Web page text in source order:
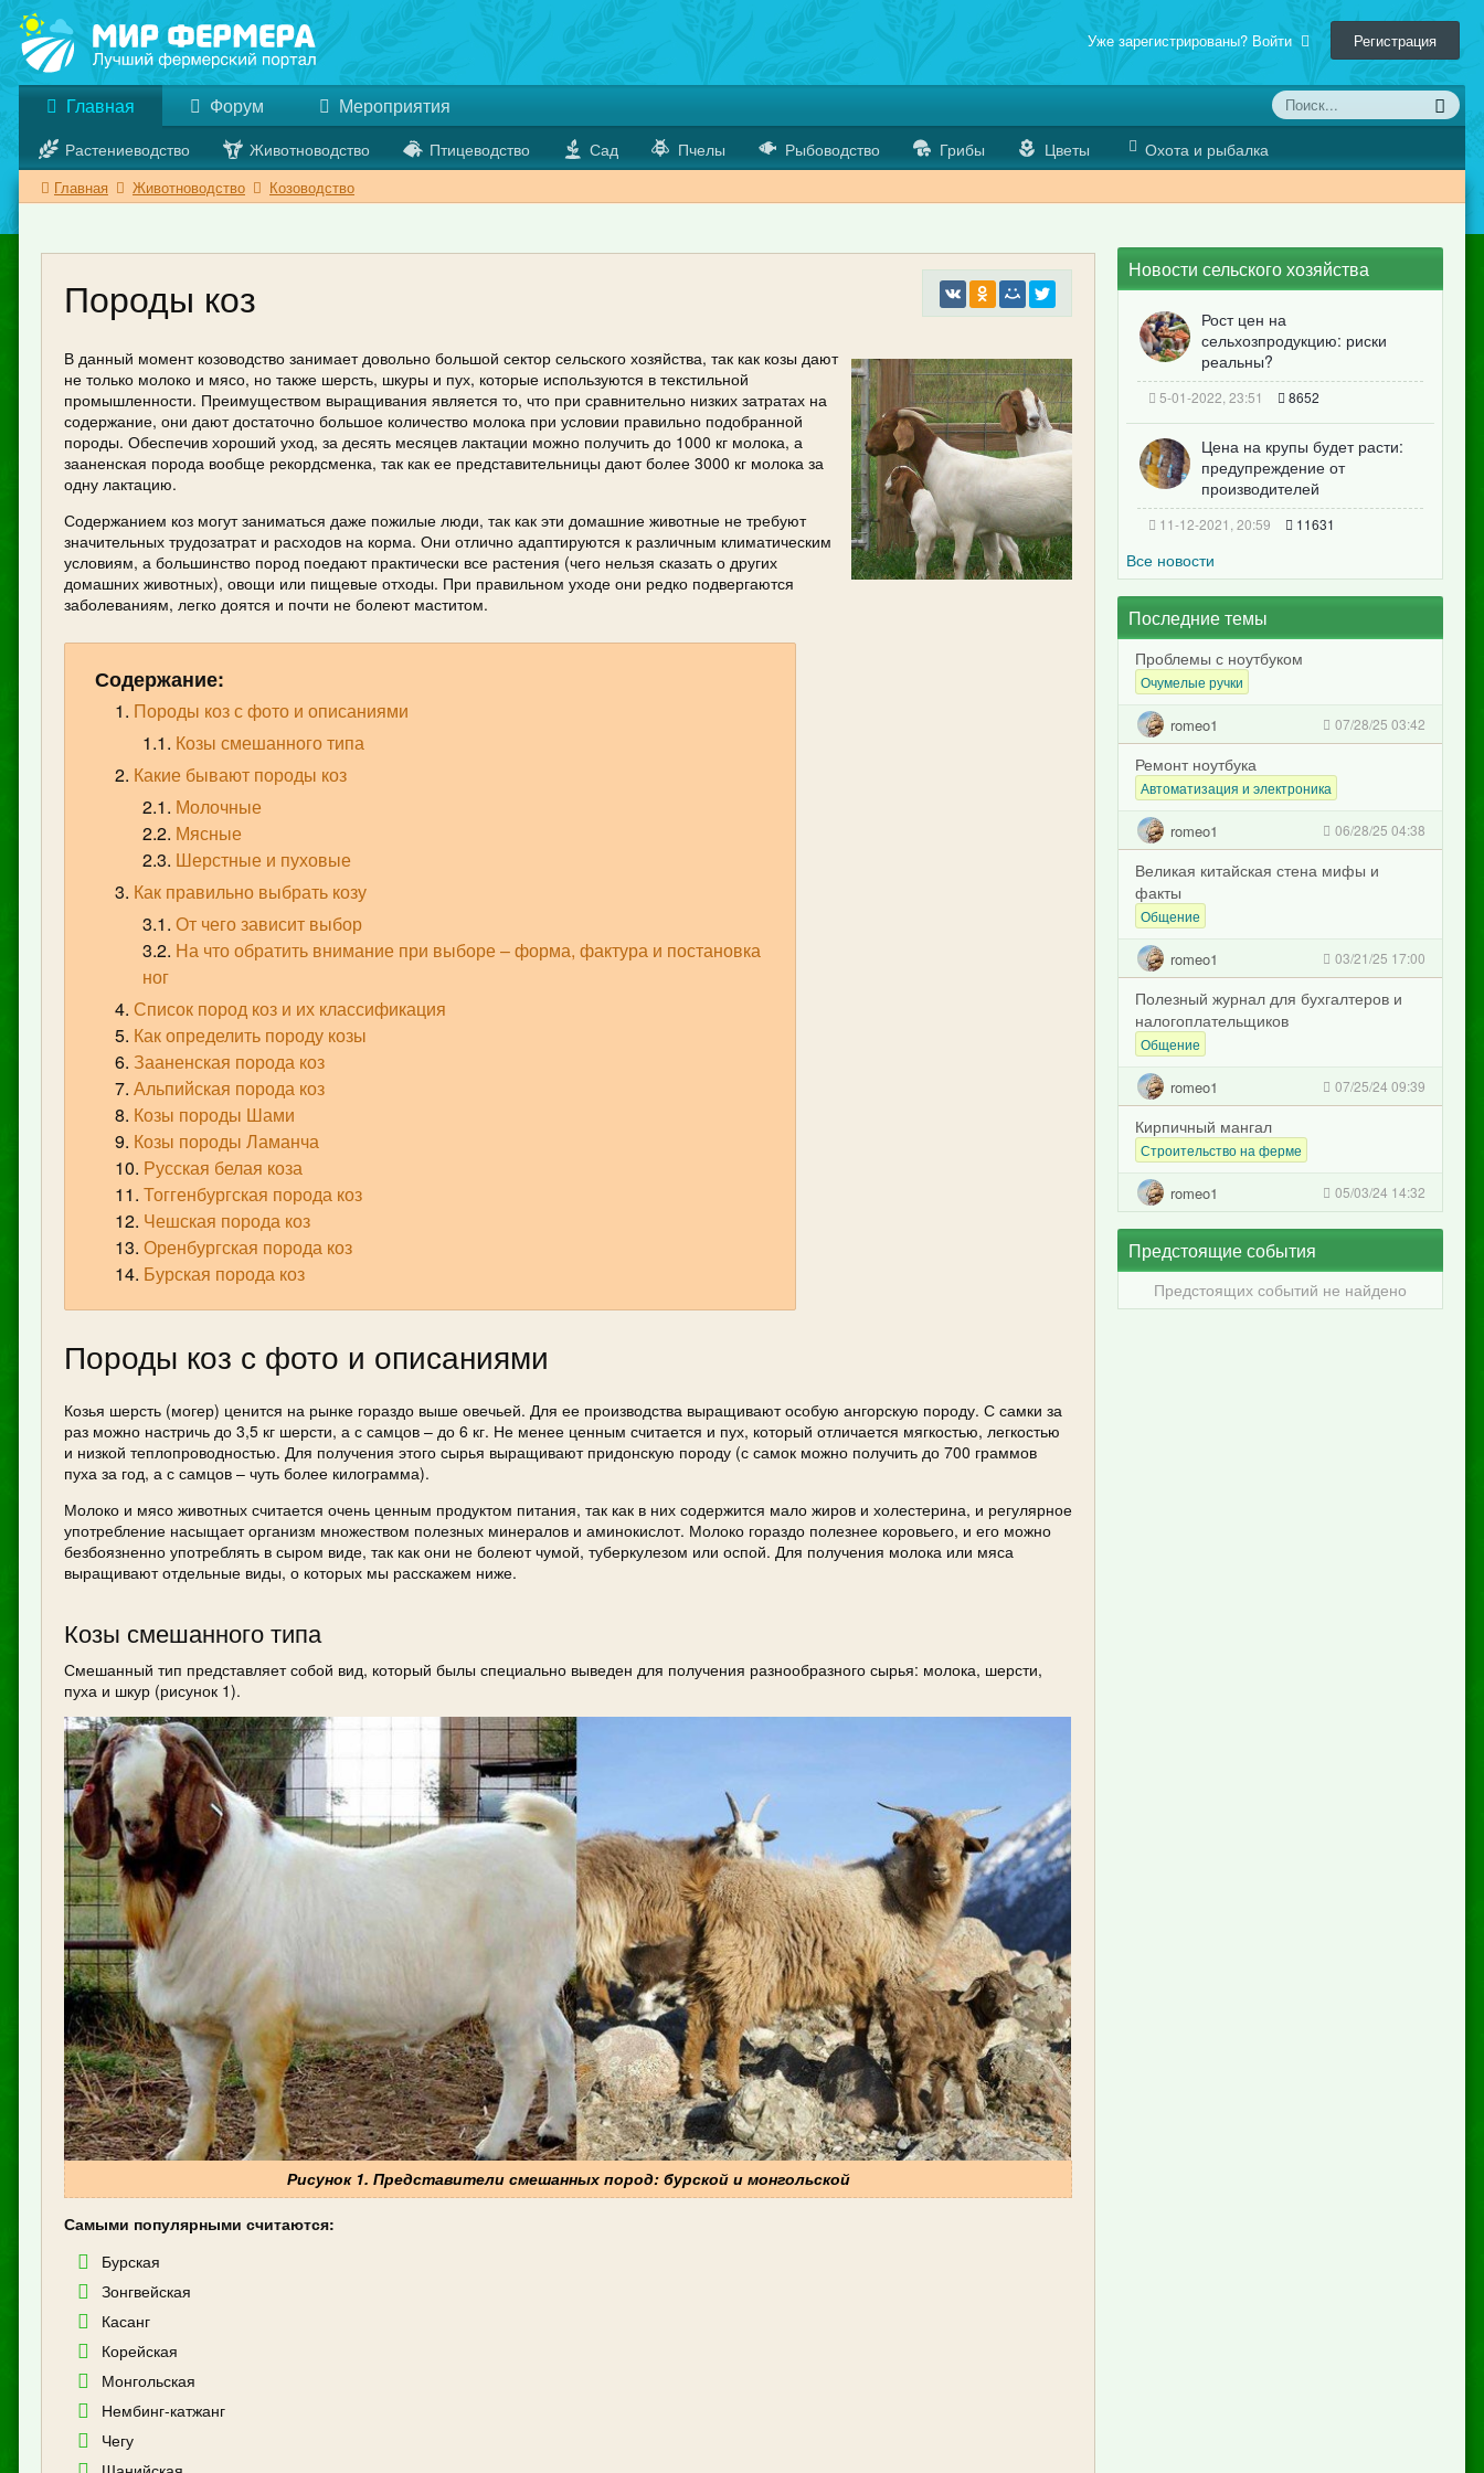
Уже зарегистрированы? Войти Регистрация
Главная
Растениеводство Животноводство Птицеводство Сад Пчелы Рыбоводство Грибы Цветы Охота и рыбалка
Форум Мероприятия
Главная Животноводство Козоводство
Породы коз
В данный момент козоводство занимает довольно большой сектор сельского хозяйства, так как козы дают
не только молоко и мясо, но также шерсть, шкуры и пух, которые используются в текстильной
промышленности. Преимуществом выращивания является то, что при сравнительно низких затратах на
содержание, они дают достаточно большое количество молока при условии правильно подобранной
породы. Обеспечив хороший уход, за десять месяцев лактации можно получить до 1000 кг молока, а
зааненская порода вообще рекордсменка, так как ее представительницы дают более 3000 кг молока за
одну лактацию.
Содержанием коз могут заниматься даже пожилые люди, так как эти домашние животные не требуют
значительных трудозатрат и расходов на корма. Они отлично адаптируются к различным климатическим
условиям, а большинство пород поедают практически все растения (чего нельзя сказать о других
домашних животных), овощи или пищевые отходы. При правильном уходе они редко подвергаются
заболеваниям, легко доятся и почти не болеют маститом.
Содержание:
Породы коз с фото и описаниями
Козы смешанного типа
Какие бывают породы коз
Молочные
Мясные
Шерстные и пуховые
Как правильно выбрать козу
От чего зависит выбор
На что обратить внимание при выборе – форма, фактура и постановка
ног
Список пород коз и их классификация
Как определить породу козы
Зааненская порода коз
Альпийская порода коз
Козы породы Шами
Козы породы Ламанча
Русская белая коза
Тоггенбургская порода коз
Чешская порода коз
Оренбургская порода коз
Бурская порода коз
Породы коз с фото и описаниями
Козья шерсть (могер) ценится на рынке гораздо выше овечьей. Для ее производства выращивают особую ангорскую породу. С самки за
раз можно настричь до 3,5 кг шерсти, а с самцов – до 6 кг. Не менее ценным считается и пух, который отличается мягкостью, легкостью
и низкой теплопроводностью. Для получения этого сырья выращивают придонскую породу (с самок можно получить до 700 граммов
пуха за год, а с самцов – чуть более килограмма).
Молоко и мясо животных считается очень ценным продуктом питания, так как в них содержится мало жиров и холестерина, и регулярное
употребление насыщает организм множеством полезных минералов и аминокислот. Молоко гораздо полезнее коровьего, и его можно
безбоязненно употреблять в сыром виде, так как они не болеют чумой, туберкулезом или оспой. Для получения молока или мяса
выращивают отдельные виды, о которых мы расскажем ниже.
Козы смешанного типа
Смешанный тип представляет собой вид, который былы специально выведен для получения разнообразного сырья: молока, шерсти,
пуха и шкур (рисунок 1).
Рисунок 1. Представители смешанных пород: бурской и монгольской
Самыми популярными считаются:
Бурская
Зонгвейская
Касанг
Корейская
Монгольская
Нембинг-катжанг
Чегу
Новости сельского хозяйства
Рост цен на
сельхозпродукцию: риски
реальны?
5-01-2022, 23:51 8652
Цена на крупы будет расти:
предупреждение от
производителей
11-12-2021, 20:59 11631
Все новости
Последние темы
Проблемы с ноутбуком
Очумелые ручки
romeo1 07/28/25 03:42
Ремонт ноутбука
Автоматизация и электроника
romeo1 06/28/25 04:38
Великая китайская стена мифы и
факты
Общение
romeo1 03/21/25 17:00
Полезный журнал для бухгалтеров и
налогоплательщиков
Общение
romeo1 07/25/24 09:39
Кирпичный мангал
Строительство на ферме
romeo1 05/03/24 14:32
Предстоящие события
Предстоящих событий не найдено